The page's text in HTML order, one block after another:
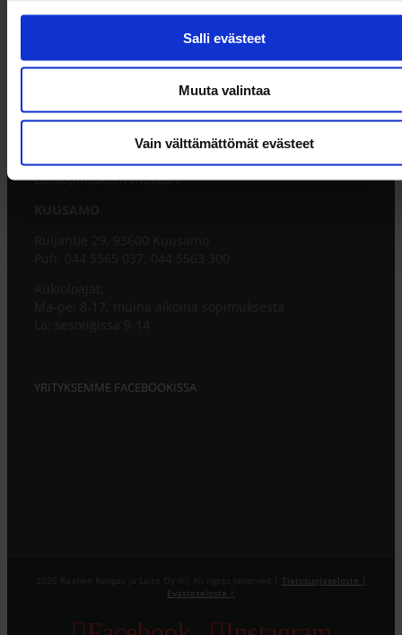
Salli evästeet
Muuta valintaa
Vain välttämättömät evästeet
JALASJÄRVI
Hallitie 6, 61600 Jalasjärvi
Puh. 050 432 5898, 0500 683 505
Ma-pe: 8-17, muina aikoina sopimuksesta
La: sopimuksen mukaan
YRITYKSEMME FACEBOOKISSA
2026 Raahen Rengas ja Laite Oy ©| All rights reserved | Tietosuojaseloste |
Evästeseloste |